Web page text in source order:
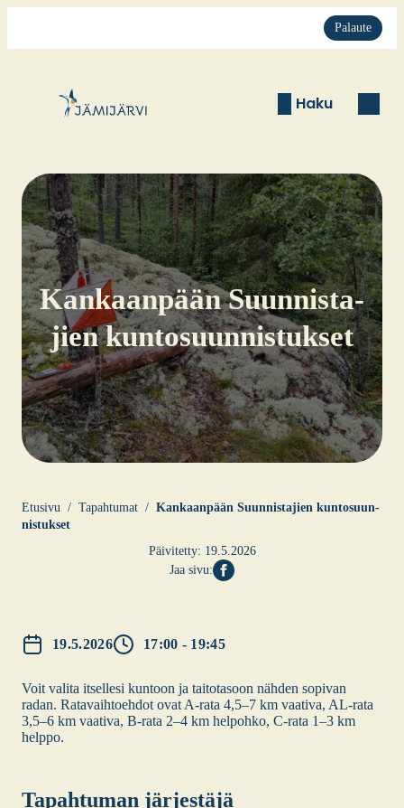
Palaute
Haku
Kan­kaan­pään Suun­nis­ta­
jien kun­to­suun­nis­tuk­set
Etusi­vu Tapahtumat
Kan­kaan­pään Suun­nis­ta­jien kun­to­suun­
nis­tuk­set
Päivitetty: 19.5.2026
Jaa sivu:
19.5.2026 17:00 - 19:45
Voit vali­ta itsel­le­si kun­toon ja tai­to­ta­soon näh­den sopi­van
radan. Rata­vaih­toeh­dot ovat A‑rata 4,5–7 km vaa­ti­va, AL-rata
3,5–6 km vaa­ti­va, B‑rata 2–4 km hel­poh­ko, C‑rata 1–3 km
help­po.
Tapah­tu­man jär­jes­tä­jä